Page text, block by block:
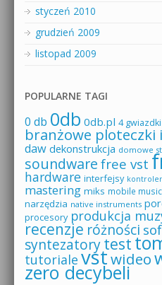
styczeń 2010
grudzień 2009
listopad 2009
POPULARNE TAGI
0 db 0db 0db.pl 4 gwiazdki
branżowe ploteczki
daw dekonstrukcja domowe
soundware free vst
hardware interfejsy
mastering miks mobile music
narzędzia native instruments
procesory produkcja
recenzje różności
syntezatorytest
tutoriale vstwideo
zero decybeli